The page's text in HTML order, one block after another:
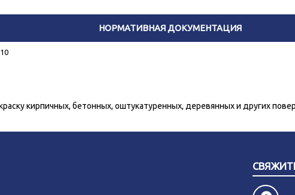
НОРМАТИВНАЯ ДОКУМЕНТАЦИЯ
кирпичных, бетонных, оштукатуренных, деревянных и других